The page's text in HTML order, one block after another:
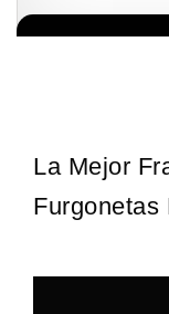
La Mejor
Furgonetas